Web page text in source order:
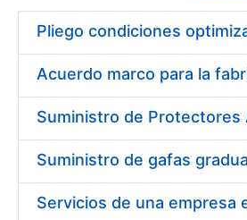
Show/Hide